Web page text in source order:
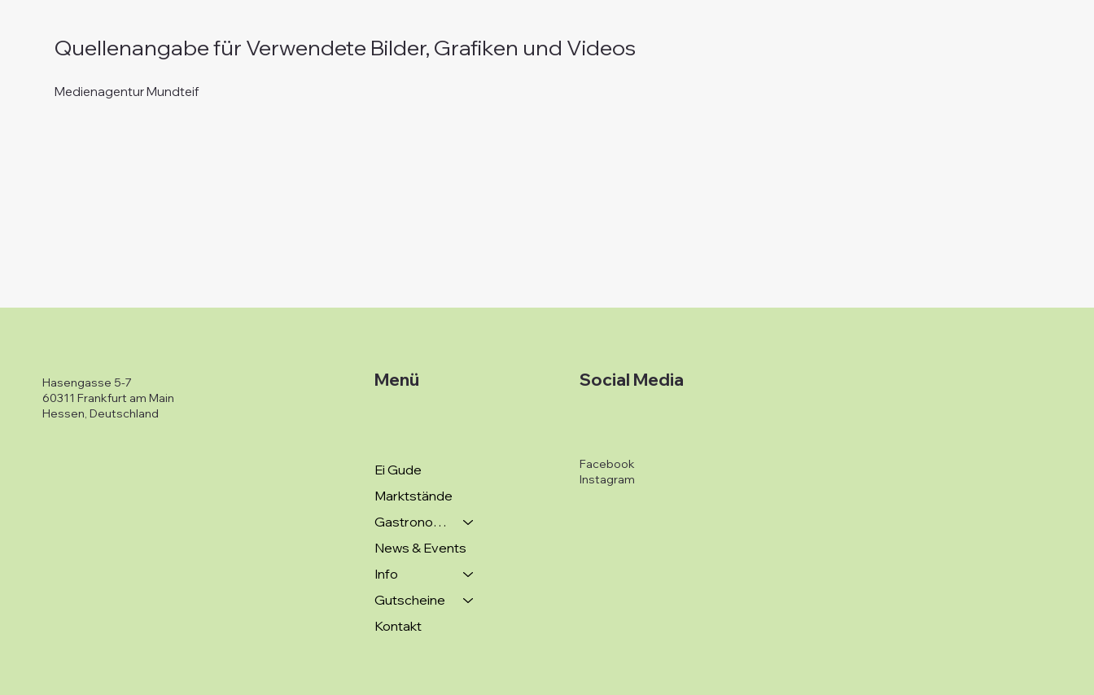
Quellenangabe für Verwendete Bilder, Grafiken und Videos
Medienagentur Mundteif
Hasengasse 5-7
60311 Frankfurt am Main
Hessen, Deutschland
Menü
Ei Gude
Marktstände
Gastronomie
News & Events
Info
Gutscheine
Kontakt
Social Media
Facebook
Instagram